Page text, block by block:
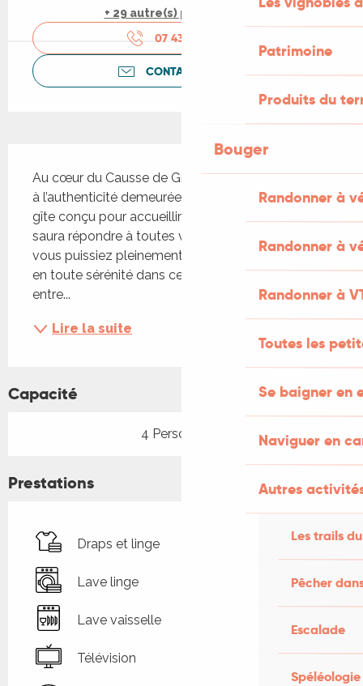
Patrimoine
Produits du
Bouger
Randonner à
Randonner à
Randonner à
Toutes les
Se baigner en
Naviguer en
Autres
Les trails
Pêcher
Escalade
Spéléologie
+ 29 autre(s) prestation(s)
07 43 01 42
CONTACTEZ-NOUS
Au cœur du Causse de Gramat dans un joli village
à l’authenticité demeurée intacte se trouve notre
gîte conçu pour accueillir 4 personnes. Notre gîte
saura répondre à toutes vos attentes afin que
vous puissiez pleinement profiter de votre séjour
en toute sérénité dans ce petit coin de paradis
entre...
Lire la suite
Capacité
4 Personne(s)
Prestations
Draps et linge
Lave linge
Lave vaisselle
Télévision